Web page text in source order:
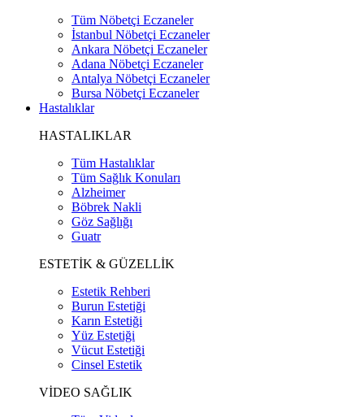
Tüm Nöbetçi Eczaneler
İstanbul Nöbetçi Eczaneler
Ankara Nöbetçi Eczaneler
Adana Nöbetçi Eczaneler
Antalya Nöbetçi Eczaneler
Bursa Nöbetçi Eczaneler
Hastalıklar
HASTALIKLAR
Tüm Hastalıklar
Tüm Sağlık Konuları
Alzheimer
Böbrek Nakli
Göz Sağlığı
Guatr
ESTETİK & GÜZELLİK
Estetik Rehberi
Burun Estetiği
Karın Estetiği
Yüz Estetiği
Vücut Estetiği
Cinsel Estetik
VİDEO SAĞLIK